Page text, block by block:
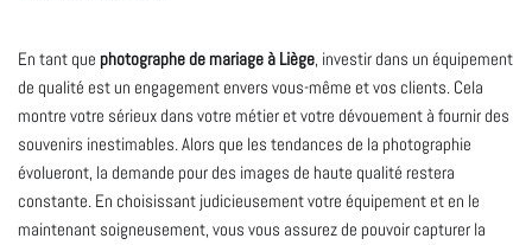
En tant que photographe de mariage à Liège, investir dans un équipement
de qualité est un engagement envers vous-même et vos clients. Cela
montre votre sérieux dans votre métier et votre dévouement à fournir des
souvenirs inestimables. Alors que les tendances de la photographie
évolueront, la demande pour des images de haute qualité restera
constante. En choisissant judicieusement votre équipement et en le
maintenant soigneusement, vous vous assurez de pouvoir capturer la